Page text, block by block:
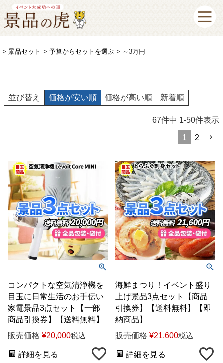
景品セット 予算からセットを選ぶ ～3万円
並び替え 価格が安い順 価格が高い順 新着順
67件中 1-50件表示
1
2
コンパクトな空気清浄機を
目玉に日常生活のお手伝い
家電景品3点セット【一部
商品引換券】【送料無料】
販売価格 ¥20,000税込
詳細を見る
海鮮まつり！イベント盛り
上げ景品3点セット【商品
引換券】【送料無料】【即
納商品】
販売価格 ¥21,600税込
詳細を見る